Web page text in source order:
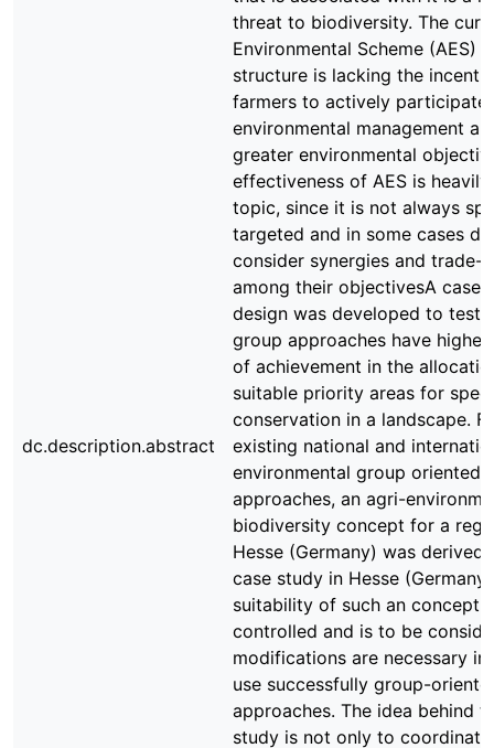
dc.description.abstract
threat to biodiversity. The
Environmental Scheme (AES)
structure is lacking the
farmers to actively participate
environmental management
greater environmental
effectiveness of AES is
topic, since it is not always
targeted and in some cases
consider synergies and trade-
among their objectivesA case
design was developed to test
group approaches have higher
of achievement in the
suitable priority areas for
conservation in a landscape.
existing national and
environmental group oriented
approaches, an agri-
biodiversity concept for a
Hesse (Germany) was derived.
case study in Hesse
suitability of such an concept
controlled and is to be
modifications are necessary
use successfully group-
approaches. The idea behind
study is not only to coordinate